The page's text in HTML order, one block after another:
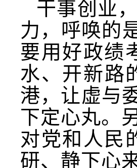
干事创业
力，呼唤的
要用好政绩
水、开新路
港，让虚与
下定心丸。
对党和人民
研、静下心